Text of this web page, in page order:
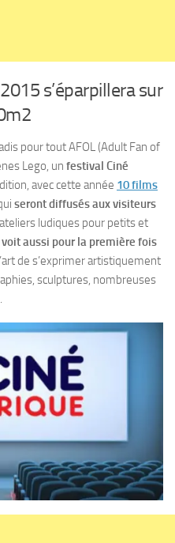
s’éparpillera sur
pour tout AFOL (Adult Fan of
Lego, un festival Ciné
avec cette année 10 films
seront diffusés aux visiteurs
ludiques pour petits et
voit aussi pour la première fois
de s’exprimer artistiquement
sculptures, nombreuses